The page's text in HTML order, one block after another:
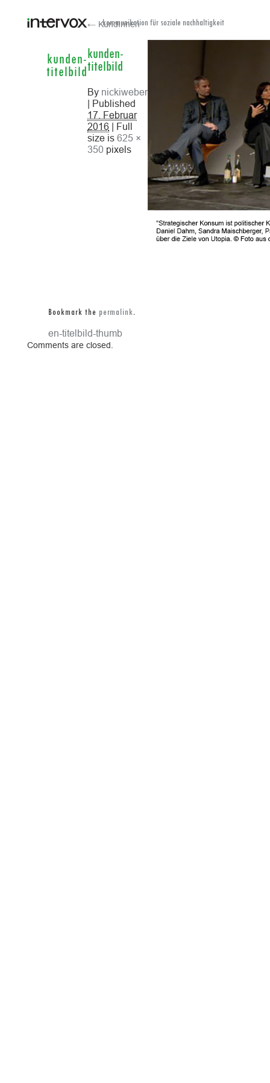
kunden-
titelbild
kommunikation für soziale nachhaltigkeit
← KundInnen
kunden-
titelbild
By nickiweber
| Published
17. Februar
2016 | Full
size is 625 ×
350 pixels
kunden-titelbild-thumb
Bookmark the permalink.
Comments are closed.